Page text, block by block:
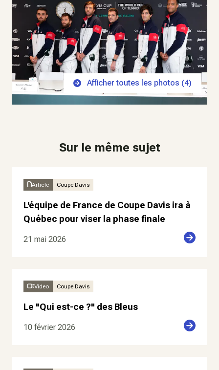
Afficher toutes les photos (4)
Sur le même sujet
Article Coupe Davis
L'équipe de France de Coupe Davis ira à
Québec pour viser la phase finale
21 mai 2026
Video Coupe Davis
Le "Qui est-ce ?" des Bleus
10 février 2026